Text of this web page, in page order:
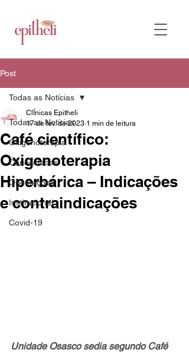
Post
Todas as Notícias
Oxigenoterapia
Curiosidades
Orientações
Institucional
Covid-19
Todas as Notícias
Café científico:
Oxigenoterapia
Hiperbárica – Indicações
e contraindicações
ClÍnicas Epitheli
17 de fev. de 2023 1 min de leitura
Unidade Osasco sedia segundo Café